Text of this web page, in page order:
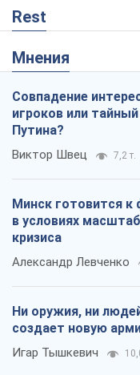
Rest
Мнения
Совпадение
игроков или
Путина?
Виктор Швец 7,2 т.
Минск готовится к
в условиях
кризиса
Александр Левченко
Ни оружия, ни
создает новую
Игар Тышкевич